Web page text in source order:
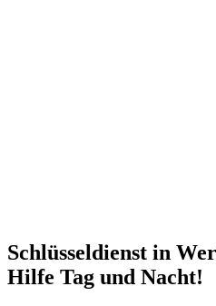
Schlüsseldienst in
Hilfe Tag und Nacht!